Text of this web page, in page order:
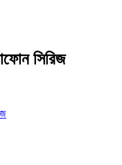
সিরিজ